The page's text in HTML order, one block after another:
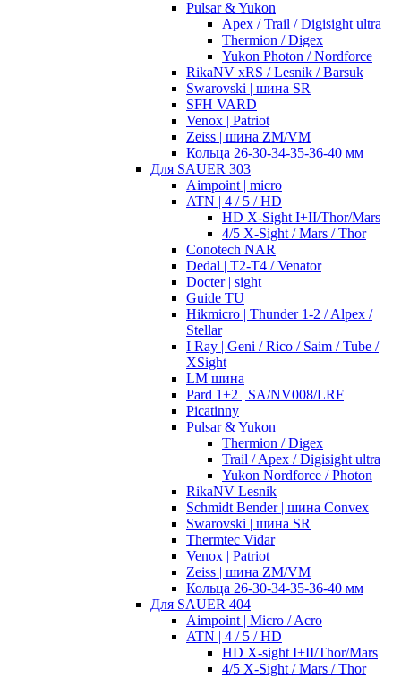
Pulsar & Yukon
Apex / Trail / Digisight ultra
Thermion / Digex
Yukon Photon / Nordforce
RikaNV xRS / Lesnik / Barsuk
Swarovski | шина SR
SFH VARD
Venox | Patriot
Zeiss | шина ZM/VM
Кольца 26-30-34-35-36-40 мм
Для SAUER 303
Aimpoint | micro
ATN | 4 / 5 / HD
HD X-Sight I+II/Thor/Mars
4/5 X-Sight / Mars / Thor
Conotech NAR
Dedal | T2-T4 / Venator
Docter | sight
Guide TU
Hikmicro | Thunder 1-2 / Alpex /
Stellar
I Ray | Geni / Rico / Saim / Tube /
XSight
LM шина
Pard 1+2 | SA/NV008/LRF
Picatinny
Pulsar & Yukon
Thermion / Digex
Trail / Apex / Digisight ultra
Yukon Nordforce / Photon
RikaNV Lesnik
Schmidt Bender | шина Convex
Swarovski | шина SR
Thermtec Vidar
Venox | Patriot
Zeiss | шина ZM/VM
Кольца 26-30-34-35-36-40 мм
Для SAUER 404
Aimpoint | Micro / Acro
ATN | 4 / 5 / HD
HD X-sight I+II/Thor/Mars
4/5 X-Sight / Mars / Thor